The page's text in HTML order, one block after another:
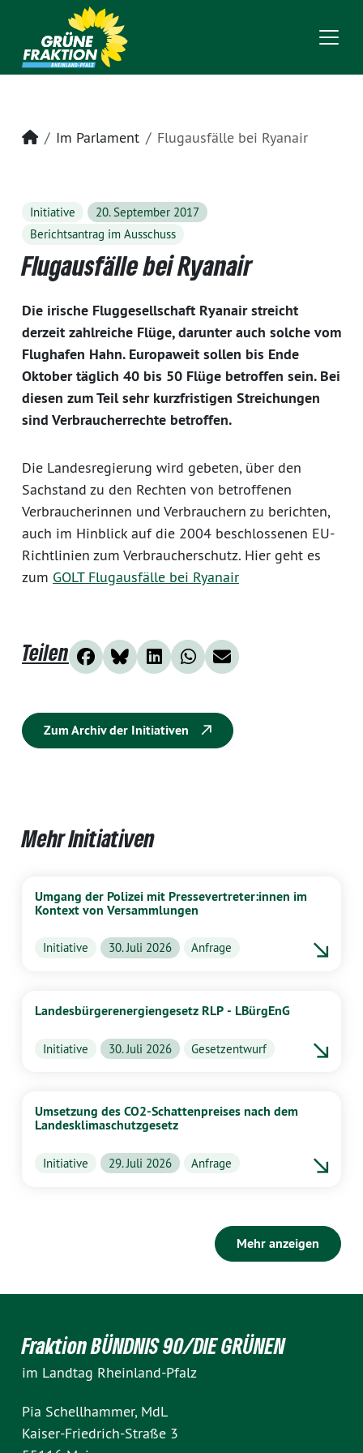
Startseite
Im Parlament Flugausfälle bei Ryanair
Initiative
20. September 2017
Berichtsantrag im Ausschuss
Flugausfälle bei Ryanair
Die irische Fluggesellschaft Ryanair streicht
derzeit zahlreiche Flüge, darunter auch solche vom
Flughafen Hahn. Europaweit sollen bis Ende
Oktober täglich 40 bis 50 Flüge betroffen sein. Bei
diesen zum Teil sehr kurzfristigen Streichungen
sind Verbraucherrechte betroffen.
Die Landesregierung wird gebeten, über den
Sachstand zu den Rechten von betroffenen
Verbraucherinnen und Verbrauchern zu berichten,
auch im Hinblick auf die 2004 beschlossenen EU-
Richtlinien zum Verbraucherschutz. Hier geht es
zum GOLT Flugausfälle bei Ryanair
Teilen
Zum Archiv der Initiativen
Mehr Initiativen
Umgang der Polizei mit Pressevertreter:innen im
Kontext von Versammlungen
Initiative 30. Juli 2026 Anfrage
Landesbürgerenergiengesetz RLP - LBürgEnG
Initiative 30. Juli 2026 Gesetzentwurf
Umsetzung des CO2-Schattenpreises nach dem
Landesklimaschutzgesetz
Initiative 29. Juli 2026 Anfrage
Mehr anzeigen
Fraktion BÜNDNIS 90/DIE GRÜNEN
im Landtag Rheinland-Pfalz
Pia Schellhammer, MdL
Kaiser-Friedrich-Straße 3